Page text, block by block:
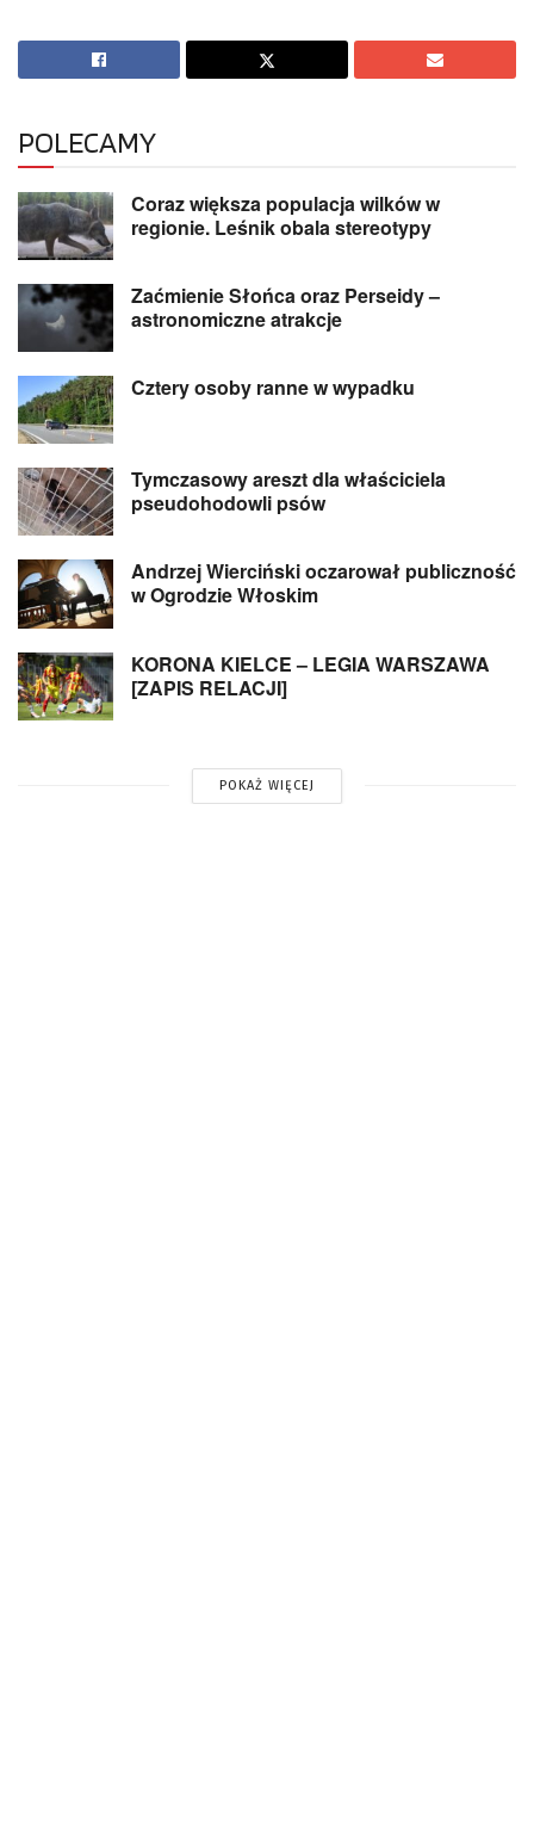
POLECAMY
Coraz większa populacja wilków w
regionie. Leśnik obala stereotypy
Zaćmienie Słońca oraz Perseidy –
astronomiczne atrakcje
Cztery osoby ranne w wypadku
Tymczasowy areszt dla właściciela
pseudohodowli psów
Andrzej Wierciński oczarował publiczność
w Ogrodzie Włoskim
KORONA KIELCE – LEGIA WARSZAWA
[ZAPIS RELACJI]
POKAŻ WIĘCEJ